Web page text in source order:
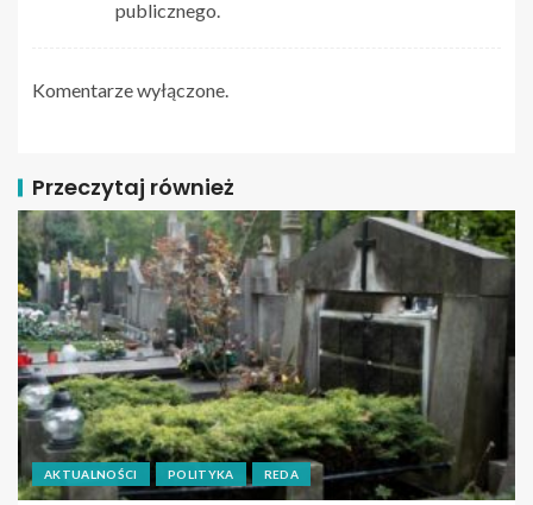
publicznego.
Komentarze wyłączone.
Przeczytaj również
AKTUALNOŚCI POLITYKA REDA